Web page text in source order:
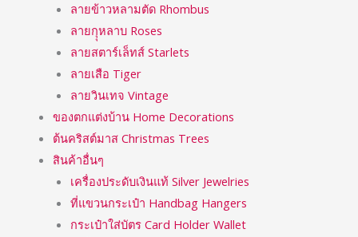
ลายข้าวหลามตัด Rhombus
ลายกุุหลาบ Roses
ลายสตาร์เล็ทส์ Starlets
ลายเสือ Tiger
ลายวินเทจ Vintage
ของตกแต่งบ้าน Home Decorations
ต้นคริสต์มาส Christmas Trees
สินค้าอื่นๆ
เครื่องประดับเงินแท้ Silver Jewelries
ที่แขวนกระเป๋า Handbag Hangers
กระเป๋าใส่บัตร Card Holder Wallet